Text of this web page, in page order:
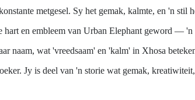
metgesel. Sy het gemak, kalmte, en 'n stil
hart en embleem van Urban Elephant geword —
naam, wat 'vreedsaam' en 'kalm' in Xhosa
Jy is deel van 'n storie wat gemak,